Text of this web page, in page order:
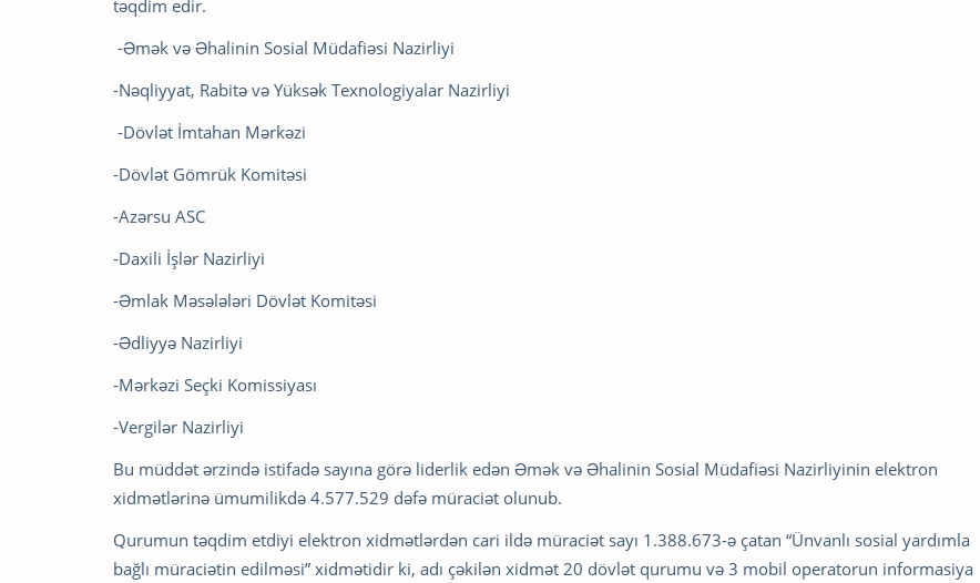
təqdim edir.
-Əmək və Əhalinin Sosial Müdafiəsi Nazirliyi
-Nəqliyyat, Rabitə və Yüksək Texnologiyalar Nazirliyi
-Dövlət İmtahan Mərkəzi
-Dövlət Gömrük Komitəsi
-Azərsu ASC
-Daxili İşlər Nazirliyi
-Əmlak Məsələləri Dövlət Komitəsi
-Ədliyyə Nazirliyi
-Mərkəzi Seçki Komissiyası
-Vergilər Nazirliyi
Bu müddət ərzində istifadə sayına görə liderlik edən Əmək və Əhalinin Sosial Müdafiəsi Nazirliyinin elektron
xidmətlərinə ümumilikdə 4.577.529 dəfə müraciət olunub.
Qurumun təqdim etdiyi elektron xidmətlərdən cari ildə müraciət sayı 1.388.673-ə çatan “Ünvanlı sosial yardımla
bağlı müraciətin edilməsi” xidmətidir ki, adı çəkilən xidmət 20 dövlət qurumu və 3 mobil operatorun informasiya